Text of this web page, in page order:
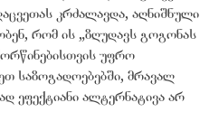
კრძალავდა, აღნიშნული
რომ ის „ზღუდავს გოგონას
უფრო
საზოგადოებებში, მრავალ
ეფექტიანი ალტერნატივა არ